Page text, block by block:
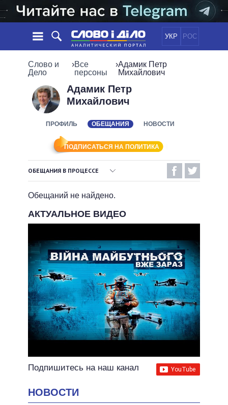
УКР РОС
НОВОСТИ
ЛЕНТА
СОБЫТИЯ
ОБЗОРЫ
ДАЙДЖЕСТЫ
ПОЛИТИКА
ЭКОНОМИКА
ОБЕЩАНИЯ
ПРЕЗИДЕНТ И ОФИС
ВЕРХОВНАЯ РАДА
КАБИНЕТ МИНИСТРОВ
ГЛАВЫ ОБЛАДМИНИСТРАЦИЙ
ИНФОГРАФИКА
ВИДЕО
ПОДДЕРЖАТЬ
СРАВНЕНИЕ ПОЛИТИКОВ
Слово и
Дело
›Все
персоны
›Адамик Петр
Михайлович
Адамик Петр
Михайлович
ПРОФИЛЬ ОБЕЩАНИЯ НОВОСТИ
ПОДПИСАТЬСЯ НА ПОЛИТИКА
ОБЕЩАНИЯ В ПРОЦЕССЕ
ОБЕЩАНИЯ В ПРОЦЕССЕ
ВСЕ ОБЕЩАНИЯ
АРХИВНЫЕ ОБЕЩАНИЯ
Обещаний не найдено.
АКТУАЛЬНОЕ ВИДЕО
Подпишитесь на наш канал
НОВОСТИ